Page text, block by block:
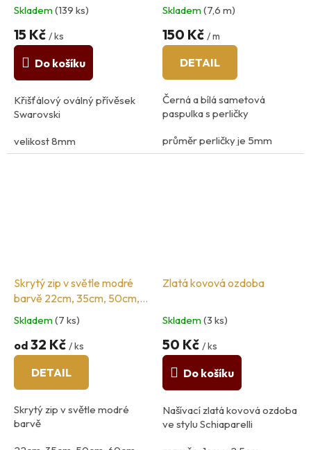
Skladem(139 ks)
15 Kč / ks
Do košíku
Křišťálový oválný přívěsek
Swarovski
velikost 8mm
Skladem(7,6 m)
150 Kč / m
DETAIL
Černá a bílá sametová
paspulka s perličky
průměr perličky je 5mm
Skrytý zip v světle modré
barvě 22cm, 35cm, 50cm,
Skladem(7 ks)
od 32 Kč / ks
DETAIL
Skrytý zip v světle modré
barvě
Zlatá kovová ozdoba
Skladem(3 ks)
50 Kč / ks
Do košíku
Našívací zlatá kovová ozdoba
ve stylu Schiaparelli